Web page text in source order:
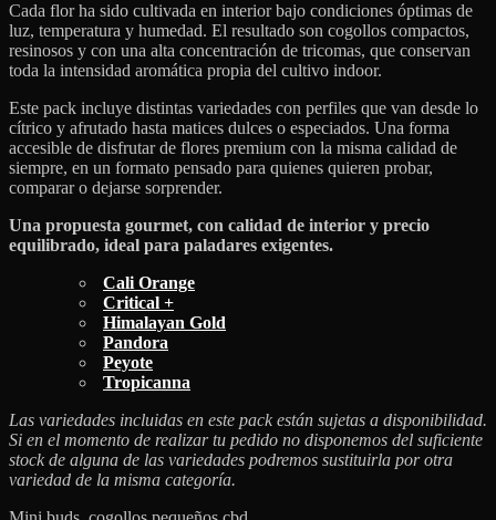
Cada flor ha sido cultivada en interior bajo condiciones óptimas de
luz, temperatura y humedad. El resultado son cogollos compactos,
resinosos y con una alta concentración de tricomas, que conservan
toda la intensidad aromática propia del cultivo indoor.
Este pack incluye distintas variedades con perfiles que van desde lo
cítrico y afrutado hasta matices dulces o especiados. Una forma
accesible de disfrutar de flores premium con la misma calidad de
siempre, en un formato pensado para quienes quieren probar,
comparar o dejarse sorprender.
Una propuesta gourmet, con calidad de interior y precio
equilibrado, ideal para paladares exigentes.
Cali Orange
Critical +
Himalayan Gold
Pandora
Peyote
Tropicanna
Las variedades incluidas en este pack están sujetas a disponibilidad.
Si en el momento de realizar tu pedido no disponemos del suficiente
stock de alguna de las variedades podremos sustituirla por otra
variedad de la misma categoría.